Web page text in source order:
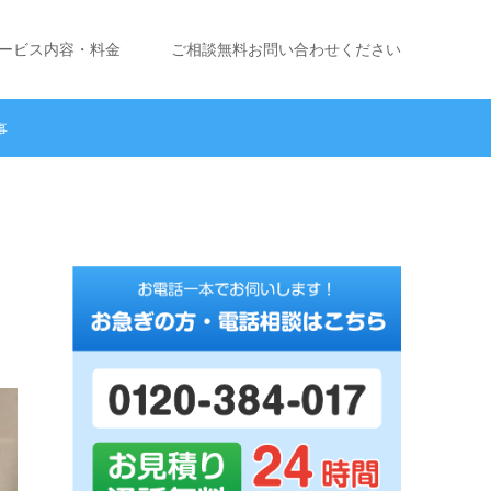
ビス内容・料金 ご相談無料お問い合わせください